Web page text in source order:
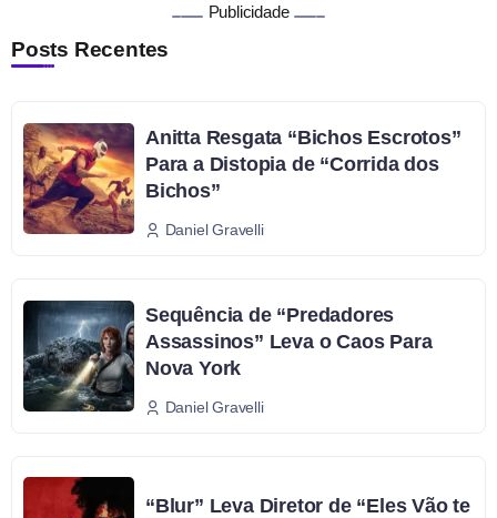
Publicidade
Posts Recentes
Anitta Resgata “Bichos Escrotos”
Para a Distopia de “Corrida dos
Bichos”
Daniel Gravelli
Sequência de “Predadores
Assassinos” Leva o Caos Para
Nova York
Daniel Gravelli
“Blur” Leva Diretor de “Eles Vão te